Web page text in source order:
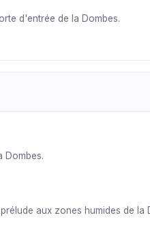
d'entrée de la Dombes.
Dombes.
aux zones humides de la